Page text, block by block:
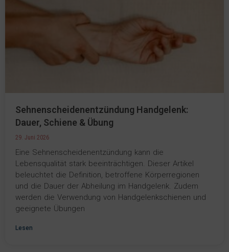
Sehnenscheidenentzündung Handgelenk:
Dauer, Schiene & Übung
29. Juni 2026
Eine Sehnenscheidenentzündung kann die
Lebensqualität stark beeinträchtigen. Dieser Artikel
beleuchtet die Definition, betroffene Körperregionen
und die Dauer der Abheilung im Handgelenk. Zudem
werden die Verwendung von Handgelenkschienen und
geeignete Übungen
Lesen